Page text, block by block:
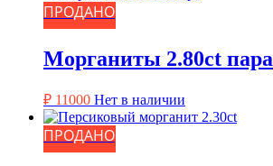
ПРОДАНО
Морганиты 2.80ct пара
₽ 11000 Нет в наличии
ПРОДАНО